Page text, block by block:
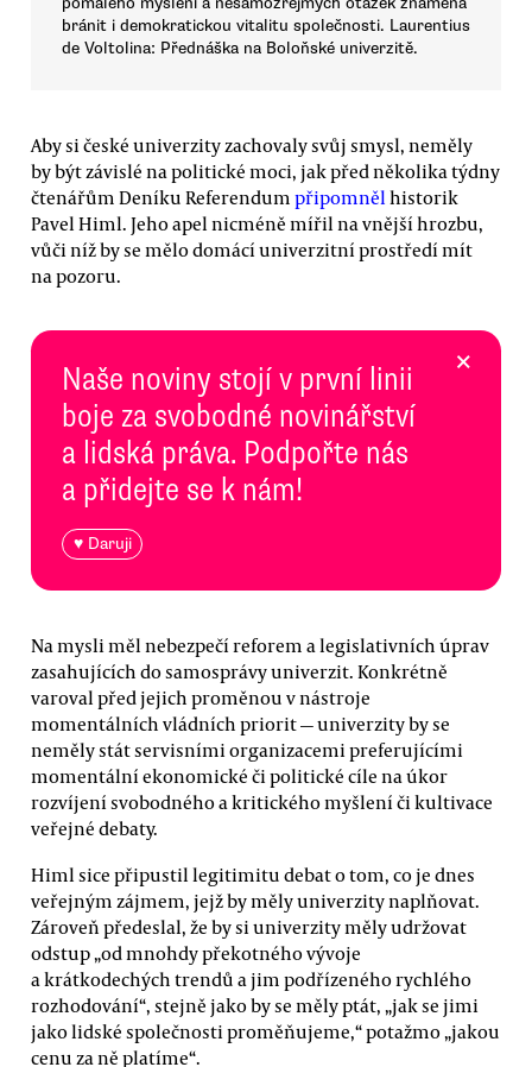
bránit i demokratickou vitalitu společnosti. Laurentius
de Voltolina: Přednáška na Boloňské univerzitě.
Aby si české univerzity zachovaly svůj smysl, neměly
by být závislé na politické moci, jak před několika týdny
čtenářům Deníku Referendum připomněl historik
Pavel Himl. Jeho apel nicméně mířil na vnější hrozbu,
vůči níž by se mělo domácí univerzitní prostředí mít
na pozoru.
Naše noviny stojí v první linii
boje za svobodné novinářství
a lidská práva. Podpořte nás
a přidejte se k nám!
♥ Daruji
×
Na mysli měl nebezpečí reforem a legislativních úprav
zasahujících do samosprávy univerzit. Konkrétně
varoval před jejich proměnou v nástroje
momentálních vládních priorit — univerzity by se
neměly stát servisními organizacemi preferujícími
momentální ekonomické či politické cíle na úkor
rozvíjení svobodného a kritického myšlení či kultivace
veřejné debaty.
Himl sice připustil legitimitu debat o tom, co je dnes
veřejným zájmem, jejž by měly univerzity naplňovat.
Zároveň předeslal, že by si univerzity měly udržovat
odstup „od mnohdy překotného vývoje
a krátkodechých trendů a jim podřízeného rychlého
rozhodování“, stejně jako by se měly ptát, „jak se jimi
jako lidské společnosti proměňujeme,“ potažmo „jakou
cenu za ně platíme“.